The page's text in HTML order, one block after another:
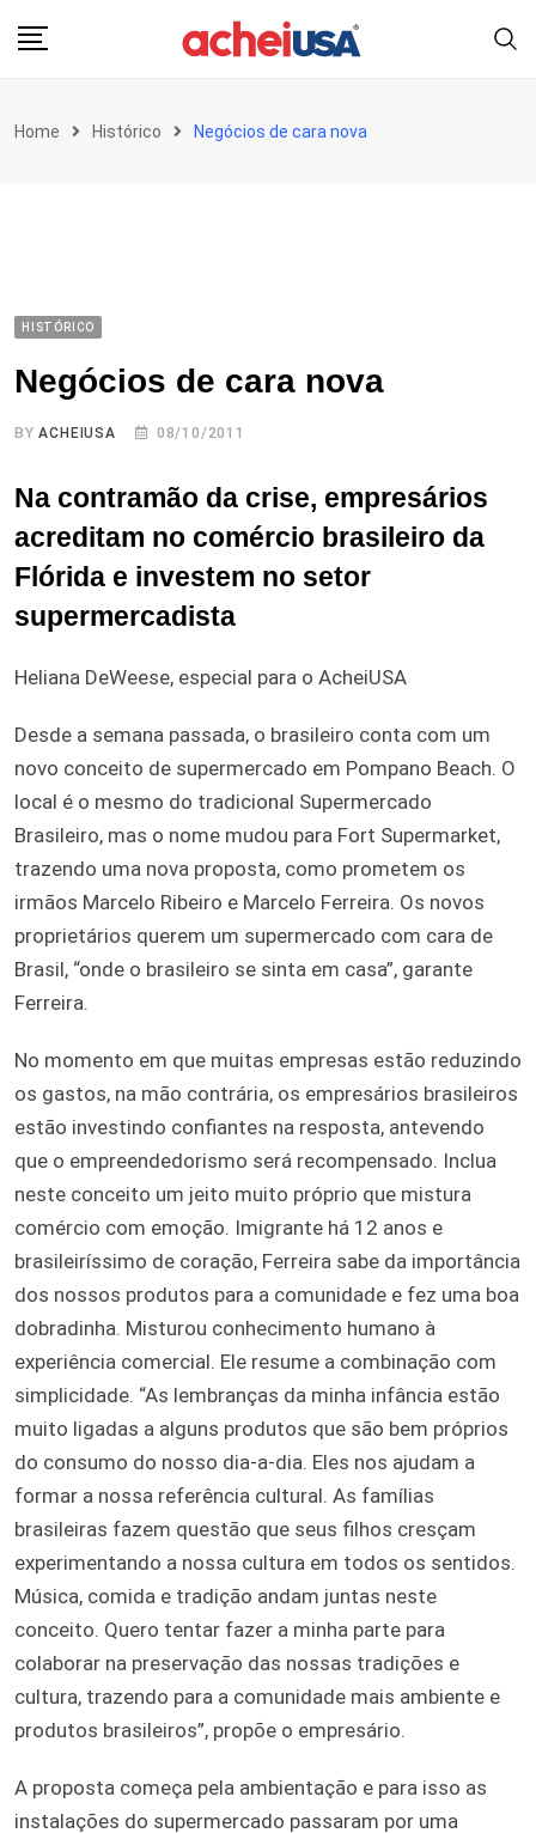
Home Histórico Negócios de cara nova
HISTÓRICO
Negócios de cara nova
BYACHEIUSA 08/10/2011
Na contramão da crise, empresários
acreditam no comércio brasileiro da
Flórida e investem no setor
supermercadista
Heliana DeWeese, especial para o AcheiUSA
Desde a semana passada, o brasileiro conta com um
novo conceito de supermercado em Pompano Beach. O
local é o mesmo do tradicional Supermercado
Brasileiro, mas o nome mudou para Fort Supermarket,
trazendo uma nova proposta, como prometem os
irmãos Marcelo Ribeiro e Marcelo Ferreira. Os novos
proprietários querem um supermercado com cara de
Brasil, “onde o brasileiro se sinta em casa”, garante
Ferreira.
No momento em que muitas empresas estão reduzindo
os gastos, na mão contrária, os empresários brasileiros
estão investindo confiantes na resposta, antevendo
que o empreendedorismo será recompensado. Inclua
neste conceito um jeito muito próprio que mistura
comércio com emoção. Imigrante há 12 anos e
brasileiríssimo de coração, Ferreira sabe da importância
dos nossos produtos para a comunidade e fez uma boa
dobradinha. Misturou conhecimento humano à
experiência comercial. Ele resume a combinação com
simplicidade. “As lembranças da minha infância estão
muito ligadas a alguns produtos que são bem próprios
do consumo do nosso dia-a-dia. Eles nos ajudam a
formar a nossa referência cultural. As famílias
brasileiras fazem questão que seus filhos cresçam
experimentando a nossa cultura em todos os sentidos.
Música, comida e tradição andam juntas neste
conceito. Quero tentar fazer a minha parte para
colaborar na preservação das nossas tradições e
cultura, trazendo para a comunidade mais ambiente e
produtos brasileiros”, propõe o empresário.
A proposta começa pela ambientação e para isso as
instalações do supermercado passaram por uma